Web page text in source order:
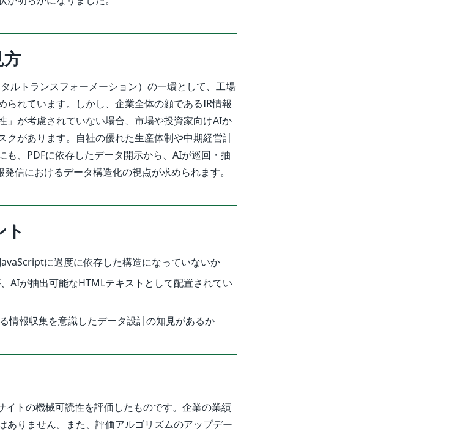
ルトランスフォーメーション）の一環として、工場
られています。しかし、企業全体の顔であるIR情報
」が考慮されていない場合、市場や投資家向けAIか
クがあります。自社の優れた生産体制や中期経営計
、PDFに依存したデータ開示から、AIが巡回・抽
信におけるデータ構造化の視点が求められます。
に過度に依存した構造になっていないか
AIが抽出可能なHTMLテキストとして配置されてい
情報収集を意識したデータ設計の知見があるか
トの機械可読性を評価したものです。企業の業績
ありません。また、評価アルゴリズムのアップデー